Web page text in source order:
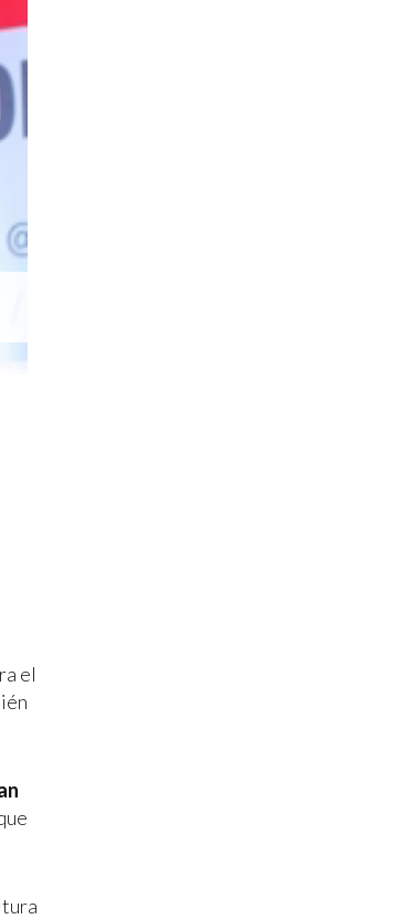
el